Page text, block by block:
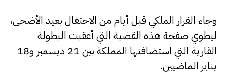
وجاء القرار الملكي قبل أيام من الاحتفال بعيد الأضحى،
ليطوي صفحة هذه القضية التي أعقبت البطولة
القارية التي استضافتها المملكة بين 21 ديسمبر و18
يناير الماضيين.